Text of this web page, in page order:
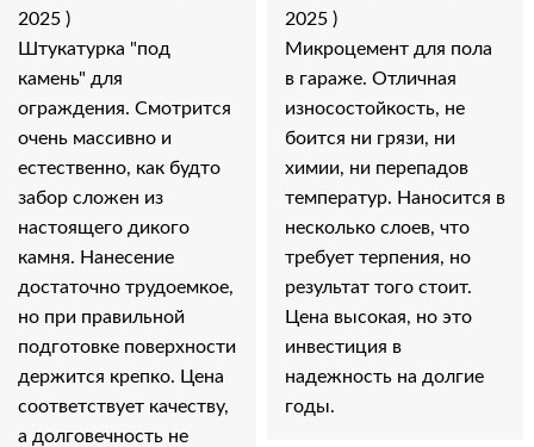
2025 )
Штукатурка "под
камень" для
ограждения. Смотрится
очень массивно и
естественно, как будто
забор сложен из
настоящего дикого
камня. Нанесение
достаточно трудоемкое,
но при правильной
подготовке поверхности
держится крепко. Цена
соответствует качеству,
а долговечность не
2025 )
Микроцемент для пола
в гараже. Отличная
износостойкость, не
боится ни грязи, ни
химии, ни перепадов
температур. Наносится в
несколько слоев, что
требует терпения, но
результат того стоит.
Цена высокая, но это
инвестиция в
надежность на долгие
годы.